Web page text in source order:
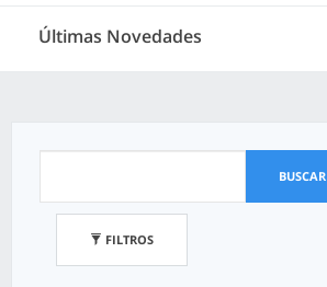
Últimas Novedades
BUSCAR
FILTROS